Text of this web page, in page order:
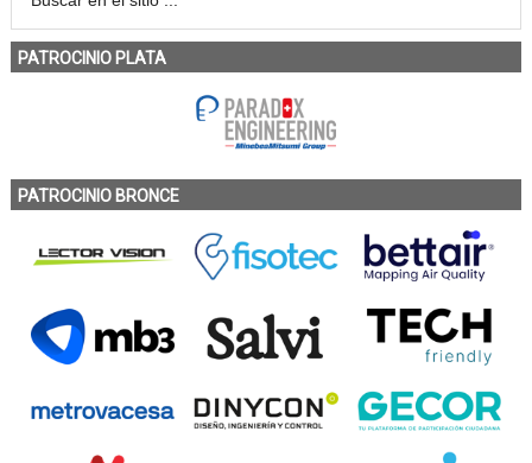
PATROCINIO PLATA
PATROCINIO BRONCE